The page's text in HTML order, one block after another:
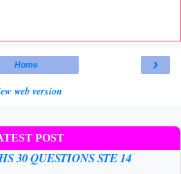
›
Home
web version
POST
30 QUESTIONS STE 14